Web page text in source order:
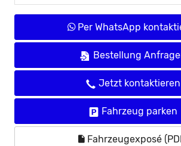
Per WhatsApp
Bestellung
Jetzt kontaktieren
Fahrzeug parken
Fahrzeugexposé